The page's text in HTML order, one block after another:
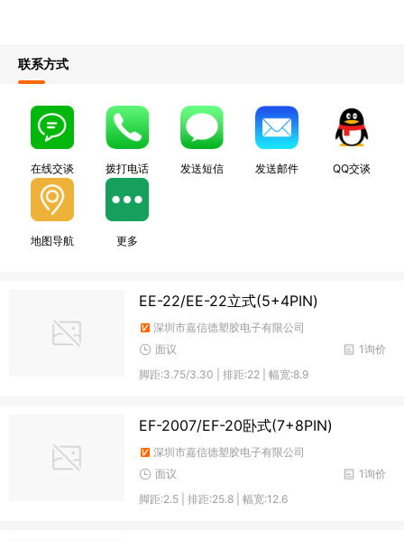
联系方式
在线交谈 拨打电话 发送短信 发送邮件 QQ交谈
地图导航 更多
EE-22/EE-22立式(5+4PIN)
深圳市嘉信德塑胶电子有限公司
1询价
面议
脚距:3.75/3.30 | 排距:22 | 幅宽:8.9
EF-2007/EF-20卧式(7+8PIN)
深圳市嘉信德塑胶电子有限公司
1询价
面议
脚距:2.5 | 排距:25.8 | 幅宽:12.6